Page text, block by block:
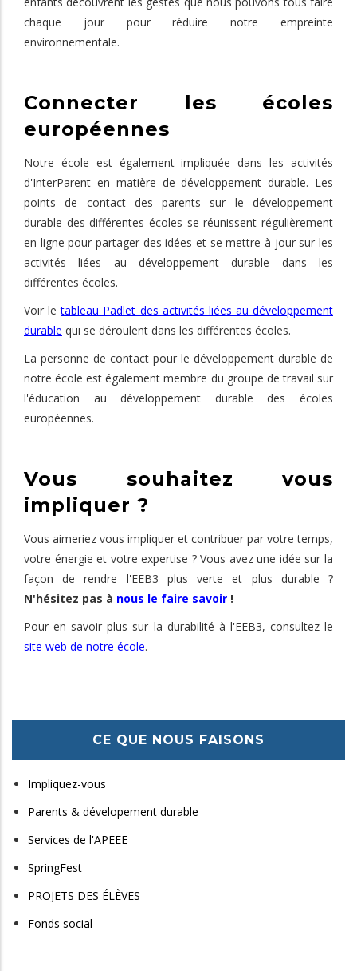
chaque jour pour réduire notre empreinte
environnementale.
Connecter les écoles
européennes
Notre école est également impliquée dans les activités
d'InterParent en matière de développement durable. Les
points de contact des parents sur le développement
durable des différentes écoles se réunissent régulièrement
en ligne pour partager des idées et se mettre à jour sur les
activités liées au développement durable dans les
différentes écoles.
Voir letableau Padlet des activités liées au développement
durable qui se déroulent dans les différentes écoles.
La personne de contact pour le développement durable de
notre école est également membre du groupe de travail sur
l'éducation au développement durable des écoles
européennes.
Vous souhaitez vous
impliquer ?
Vous aimeriez vous impliquer et contribuer par votre temps,
votre énergie et votre expertise ? Vous avez une idée sur la
façon de rendre l'EEB3 plus verte et plus durable ?
N'hésitez pas à nous le faire savoir !
Pour en savoir plus sur la durabilité à l'EEB3, consultez le
site web de notre école.
CE QUE NOUS FAISONS
Impliquez-vous
Parents & dévelopement durable
Services de l'APEEE
SpringFest
PROJETS DES ÉLÈVES
Fonds social